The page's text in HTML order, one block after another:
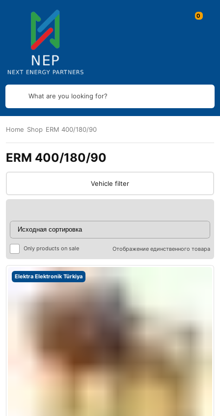
What are you looking for?
Home Shop ERM 400/180/90
ERM 400/180/90
Vehicle filter
Only products on sale Отображение единственного товара
Elektra Elektronik Türkiya